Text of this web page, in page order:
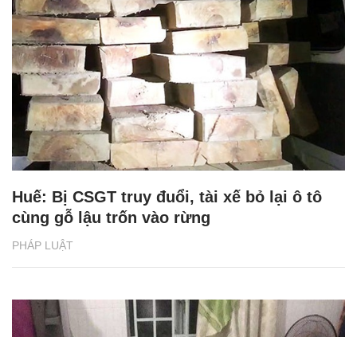
PHÁP LUẬT
Huế: Bị CSGT truy đuổi, tài xế bỏ lại ô tô
cùng gỗ lậu trốn vào rừng